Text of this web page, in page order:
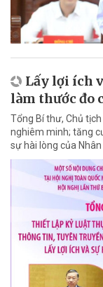
Lấy lợi ích
làm thước đo
Tổng Bí thư, Chủ
nghiêm minh; tăng
sự hài lòng của